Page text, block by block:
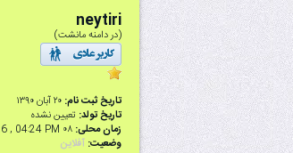
neytiri
(در دامنه مانشت)
تاریخ ثبت نام: ۲۰ آبان ۱۳۹۰
تاریخ تولد: تعیین نشده
زمان محلی: ۰۸ August 2026 , 04:24 PM
وضعیت: آفلاین